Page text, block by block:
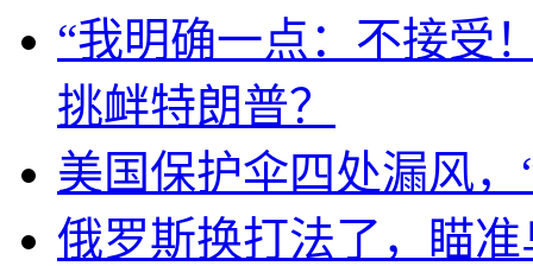
“我明确一点：不接受
挑衅特朗普？
美国保护伞四处漏风
俄罗斯换打法了，瞄